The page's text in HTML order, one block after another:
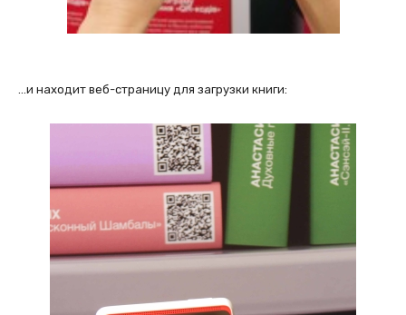
…и находит веб-страницу для загрузки книги: